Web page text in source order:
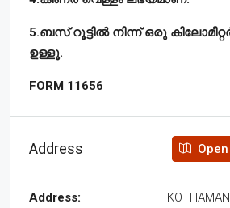
5.ബസ് റൂട്ടിൽ നിന്ന് ഒരു
ഉള്ളൂ.
FORM 11656
Address
Address: